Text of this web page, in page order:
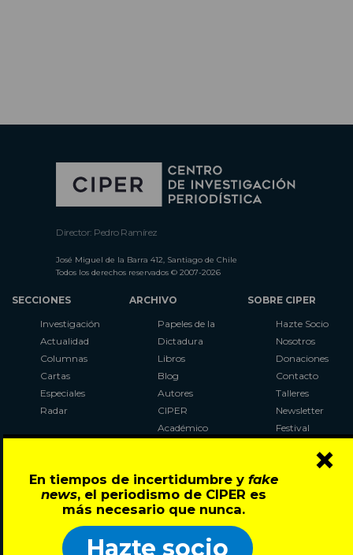
En tiempos de incertidumbre y fake
news, el periodismo de CIPER es
más necesario que nunca.
Hazte socio
×
Director: Pedro Ramírez
José Miguel de la Barra 412, Santiago de Chile
Todos los derechos reservados © 2007-2026
SECCIONES
Investigación
Actualidad
Columnas
Cartas
Especiales
Radar
ARCHIVO
Papeles de la
Dictadura
Libros
Blog
Autores
CIPER
Académico
Al Plebiscito
con CIPER
SOBRE CIPER
Hazte Socio
Nosotros
Donaciones
Contacto
Talleres
Newsletter
Festival